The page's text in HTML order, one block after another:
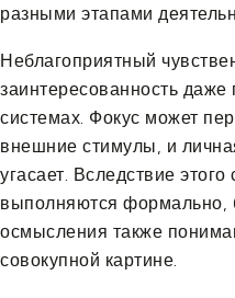
разными этапами
Неблагоприятный
заинтересованность даже
системах. Фокус может
внешние стимулы, и
угасает. Вследствие
выполняются формально,
осмысления также
совокупной картине.